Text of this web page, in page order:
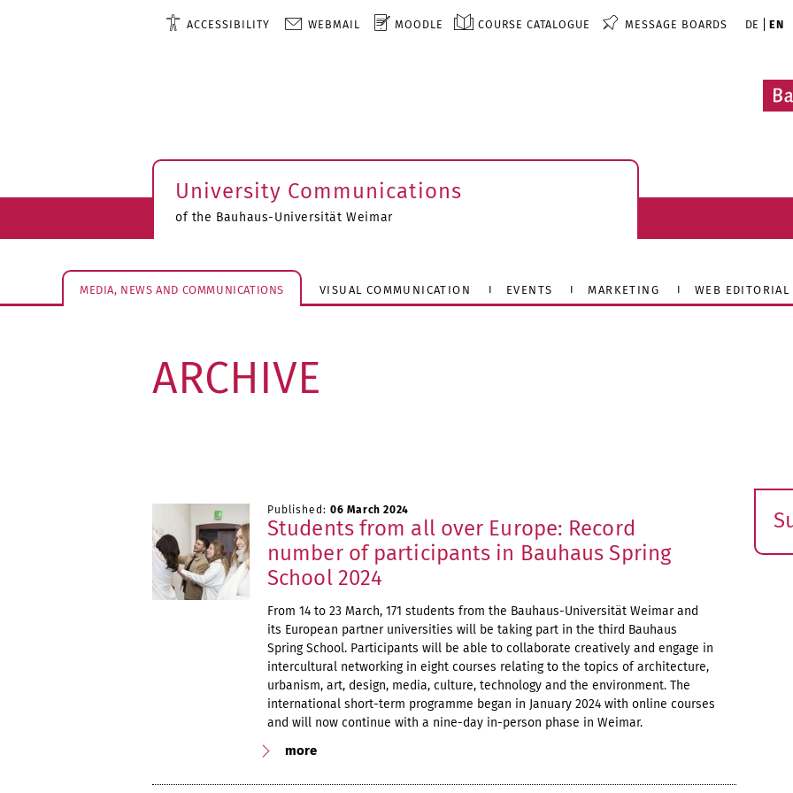
ACCESSIBILITY WEBMAIL MOODLE COURSE CATALOGUE MESSAGE BOARDS DE EN
University Communications
of the Bauhaus-Universität Weimar
MEDIA, NEWS AND COMMUNICATIONS VISUAL COMMUNICATION EVENTS MARKETING WEB EDITORIAL
ARCHIVE
Published: 06 March 2024
Students from all over Europe: Record
number of participants in Bauhaus Spring
School 2024
From 14 to 23 March, 171 students from the Bauhaus-Universität Weimar and
its European partner universities will be taking part in the third Bauhaus
Spring School. Participants will be able to collaborate creatively and engage in
intercultural networking in eight courses relating to the topics of architecture,
urbanism, art, design, media, culture, technology and the environment. The
international short-term programme began in January 2024 with online courses
and will now continue with a nine-day in-person phase in Weimar.
more